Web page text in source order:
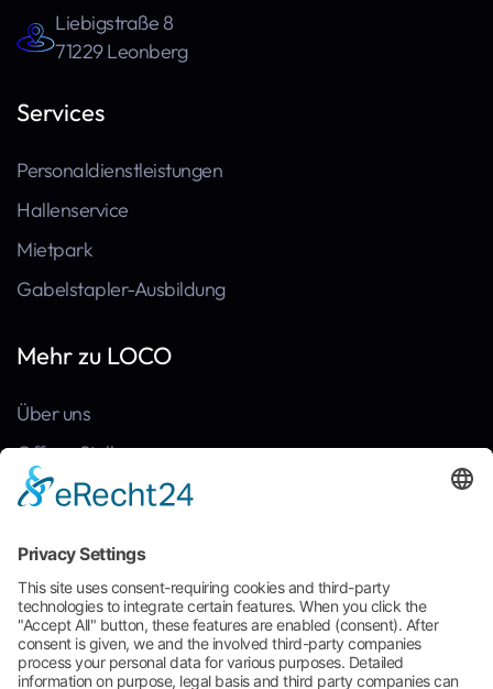
Liebigstraße 8
71229 Leonberg
Services
Personaldienstleistungen
Hallenservice
Mietpark
Gabelstapler-Ausbildung
Mehr zu LOCO
Über uns
Offene Stellen
Kontakt
Referenzen
Häufige Fragen
Broschüre zum Download